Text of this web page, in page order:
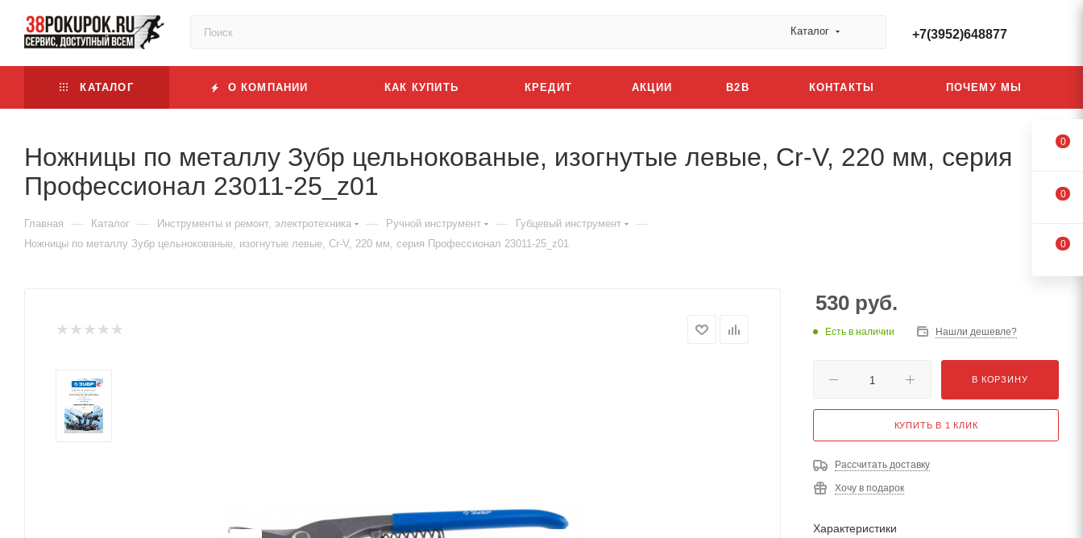
Каталог +7(3952)648877
КАТАЛОГ О КОМПАНИИ КАК КУПИТЬ КРЕДИТ АКЦИИ B2B КОНТАКТЫ ПОЧЕМУ МЫ
Ножницы по металлу Зубр цельнокованые, изогнутые левые, Cr-V, 220 мм, серия
Профессионал 23011-25_z01
Главная — Каталог — Инструменты и ремонт, электротехника — Ручной инструмент — Губцевый инструмент —
Ножницы по металлу Зубр цельнокованые, изогнутые левые, Cr-V, 220 мм, серия Профессионал 23011-25_z01
530 руб.
Есть в наличии Нашли дешевле?
В КОРЗИНУ
КУПИТЬ В 1 КЛИК
Рассчитать доставку
Хочу в подарок
Характеристики
0
0
0